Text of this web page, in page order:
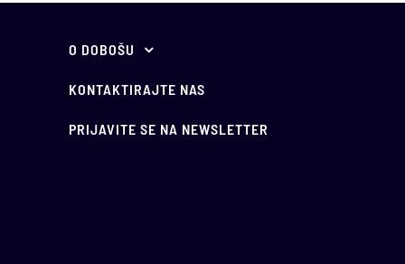
O DOBOŠU
O nama
Vodič kroz javno
KONTAKTIRAJTE NAS
PRIJAVITE SE NA NEWSLETTER